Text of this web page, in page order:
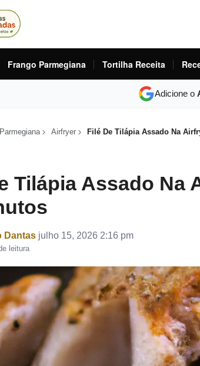
Frango Parmegiana Tortilha Receita
Adicione o
Airfryer Filé De Tilápia Assado Na
Tilápia Assado Na
Dantas julho 15, 2026 2:16 pm
leitura